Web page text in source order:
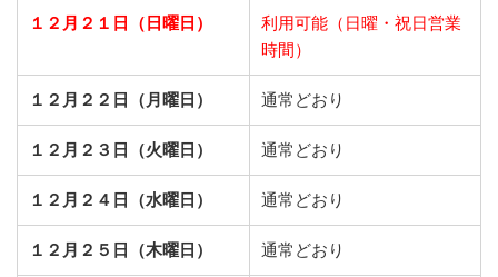
１２月２１日（日曜日）
利用可能（日曜・祝日営業
時間）
１２月２２日（月曜日） 通常どおり
１２月２３日（火曜日） 通常どおり
１２月２４日（水曜日） 通常どおり
１２月２５日（木曜日） 通常どおり